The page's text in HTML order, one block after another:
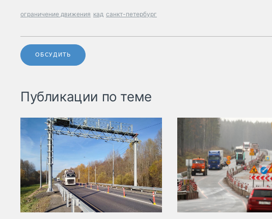
ограничение движения кад санкт-петербург
ОБСУДИТЬ
Публикации по теме